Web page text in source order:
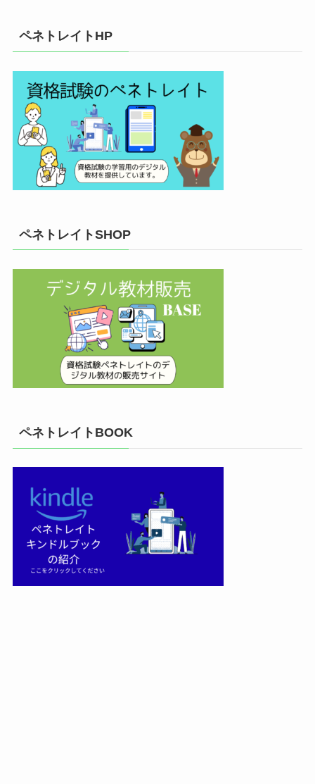
ペネトレイトHP
ペネトレイトSHOP
ペネトレイトBOOK